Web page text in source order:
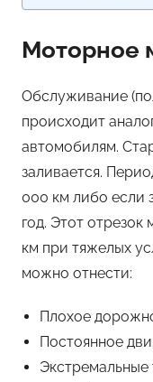
Моторное
Обслуживание
происходит
автомобилям.
заливается.
000 км либо если
год. Этот
км при тяжелых
можно отнести:
Плохое
Постоянное